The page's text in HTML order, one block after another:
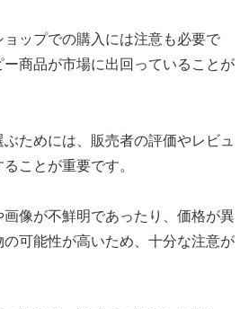
ョップでの購入には注意も必要で
商品が市場に出回っていることが
ためには、販売者の評価やレビュ
ことが重要です。
画像が不鮮明であったり、価格が異
可能性が高いため、十分な注意が